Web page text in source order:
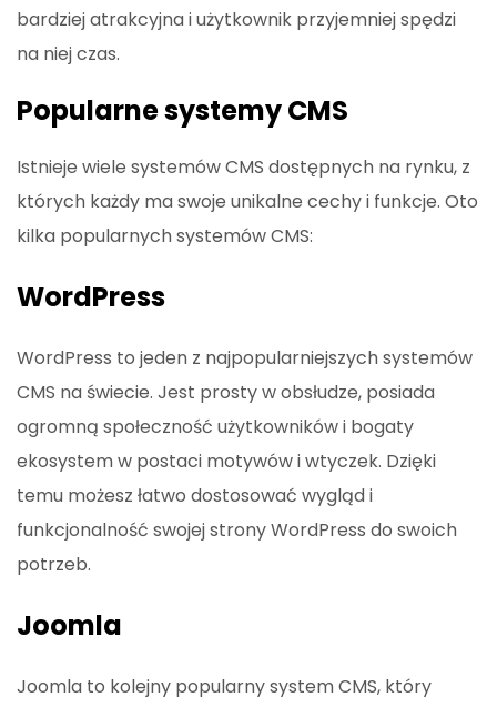
bardziej atrakcyjna i użytkownik przyjemniej spędzi
na niej czas.
Popularne systemy CMS
Istnieje wiele systemów CMS dostępnych na rynku, z
których każdy ma swoje unikalne cechy i funkcje. Oto
kilka popularnych systemów CMS:
WordPress
WordPress to jeden z najpopularniejszych systemów
CMS na świecie. Jest prosty w obsłudze, posiada
ogromną społeczność użytkowników i bogaty
ekosystem w postaci motywów i wtyczek. Dzięki
temu możesz łatwo dostosować wygląd i
funkcjonalność swojej strony WordPress do swoich
potrzeb.
Joomla
Joomla to kolejny popularny system CMS, który